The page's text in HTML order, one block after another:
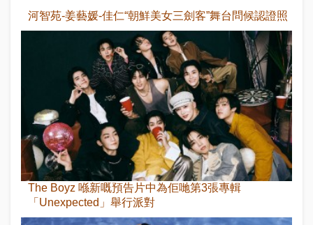
河智苑-姜藝媛-佳仁“朝鮮美女三劍客”舞台問候認證照
The Boyz 喺新嘅預告片中為佢哋第3張專輯
「Unexpected」舉行派對